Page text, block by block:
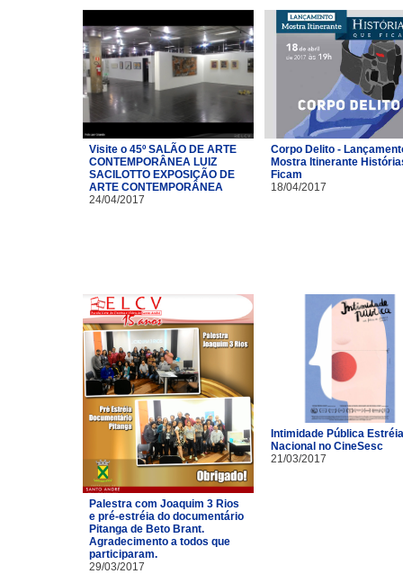
Visite o 45º SALÃO DE ARTE
CONTEMPORÂNEA LUIZ
SACILOTTO EXPOSIÇÃO DE
ARTE CONTEMPORÂNEA
24/04/2017
Corpo Delito -
Mostra Itinerante
Ficam
18/04/2017
Palestra com Joaquim 3 Rios
e pré-estréia do documentário
Pitanga de Beto Brant.
Agradecimento a todos que
participaram.
29/03/2017
Intimidade Pública Estréia
Nacional no CineSesc
21/03/2017